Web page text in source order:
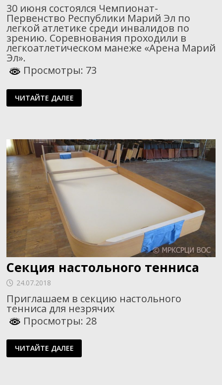
30 июня состоялся Чемпионат-
Первенство Республики Марий Эл по
легкой атлетике среди инвалидов по
зрению. Соревнования проходили в
легкоатлетическом манеже «Арена Марий
Эл».
Просмотры: 73
ЧЕМПИОНАТ-
ПЕРВЕНСТВО
РЕСПУБЛИКИ
АТЛЕТИКЕ
ЧИТАЙТЕ ДАЛЕЕ
Секция настольного тенниса
24.07.2018
Приглашаем в секцию настольного
тенниса для незрячих
Просмотры: 28
СЕКЦИЯ
НАСТОЛЬНОГО
ТЕННИСА
ЧИТАЙТЕ ДАЛЕЕ